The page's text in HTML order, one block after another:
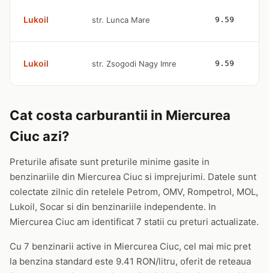
Lukoil str. Lunca Mare 9.59
Lukoil str. Zsogodi Nagy Imre 9.59
Cat costa carburantii in Miercurea
Ciuc azi?
Preturile afisate sunt preturile minime gasite in
benzinariile din Miercurea Ciuc si imprejurimi. Datele sunt
colectate zilnic din retelele Petrom, OMV, Rompetrol, MOL,
Lukoil, Socar si din benzinariile independente. In
Miercurea Ciuc am identificat 7 statii cu preturi actualizate.
Cu 7 benzinarii active in Miercurea Ciuc, cel mai mic pret
la benzina standard este 9.41 RON/litru, oferit de reteaua